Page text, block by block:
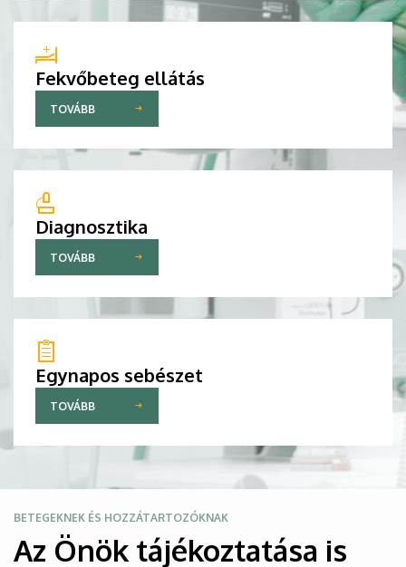
Fekvőbeteg ellátás
TOVÁBB
Diagnosztika
TOVÁBB
Egynapos sebészet
TOVÁBB
BETEGEKNEK ÉS HOZZÁTARTOZÓKNAK
Az Önök tájékoztatása is